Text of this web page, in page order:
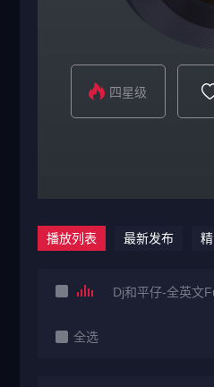
四星级
播放列表 最新发布
Dj和平仔-全英文
全选